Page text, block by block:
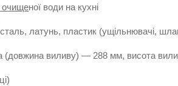
очищеної води на кухні
латунь, пластик (ущільнювачі,
(довжина виливу) — 288 мм, висота